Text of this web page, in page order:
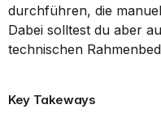
durchführen, die
Dabei solltest du aber
technischen
Key Takeways